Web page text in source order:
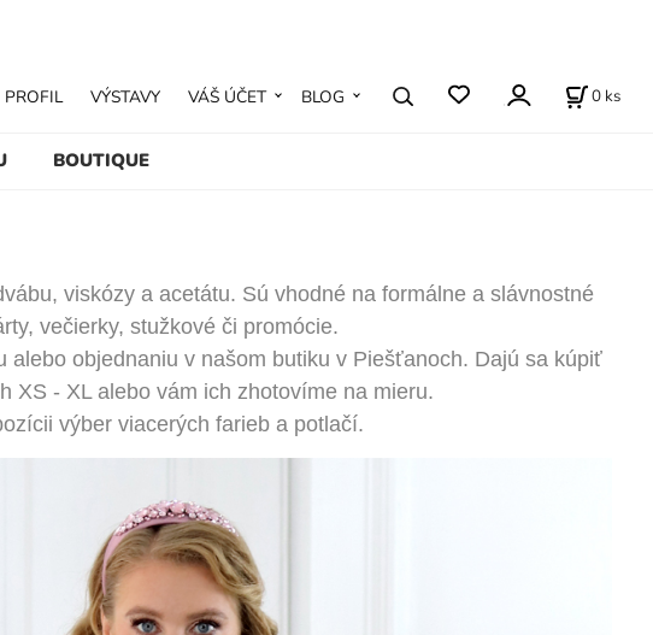
BOUTIQUE
PROFIL VÝSTAVY VÁŠ ÚČET BLOG 0 ks
viskózy a acetátu. Sú vhodné na formálne a slávnostné
večierky, stužkové či promócie.
objednaniu v našom butiku v Piešťanoch. Dajú sa kúpiť
XS - XL alebo vám ich zhotovíme na mieru.
výber viacerých farieb a potlačí.